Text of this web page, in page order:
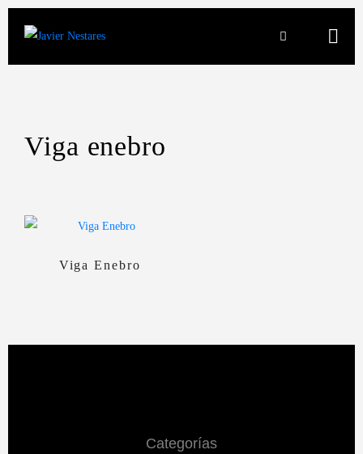
Viga enebro
Viga Enebro
Categorías